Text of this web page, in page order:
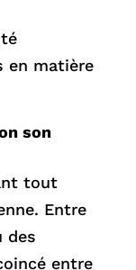
en matière
son
tout
Entre
des
entre